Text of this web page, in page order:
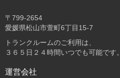
〒 799-2654
愛媛県松山市萱町6丁目15-7
トランクルームのご利用は、
３６５日２４時間いつでも可能です。
運営会社